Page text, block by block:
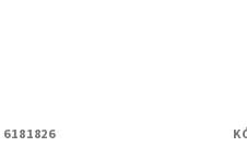
6181826